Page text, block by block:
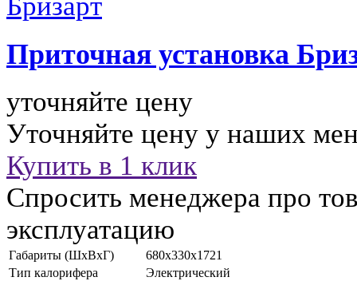
Приточная установка
уточняйте цену
Уточняйте цену у наших
Купить в 1 клик
Спросить менеджера про
эксплуатацию
Габариты (ШхВхГ)
680x330x1721
Тип калорифера
Электрический